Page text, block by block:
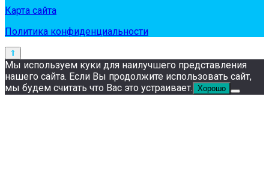
Карта сайта
Политика конфиденциальности
Мы используем куки для наилучшего представления
нашего сайта. Если Вы продолжите использовать сайт,
мы будем считать что Вас это устраивает. Хорошо